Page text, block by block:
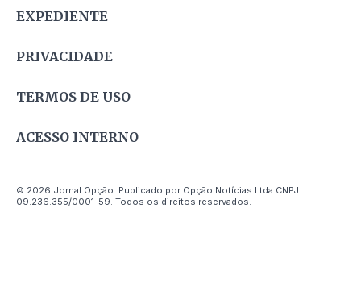
EXPEDIENTE
PRIVACIDADE
TERMOS DE USO
ACESSO INTERNO
© 2026 Jornal Opção. Publicado por Opção Notícias Ltda CNPJ
09.236.355/0001-59. Todos os direitos reservados.